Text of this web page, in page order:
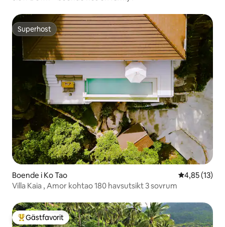
Superhost
Superhost
Boende i Ko Tao 4,85 av 5 i
4,85 (13)
Villa Kaia , Amor kohtao 180 havsutsikt 3 sovrum
Populär gästfavorit
Gästfavorit